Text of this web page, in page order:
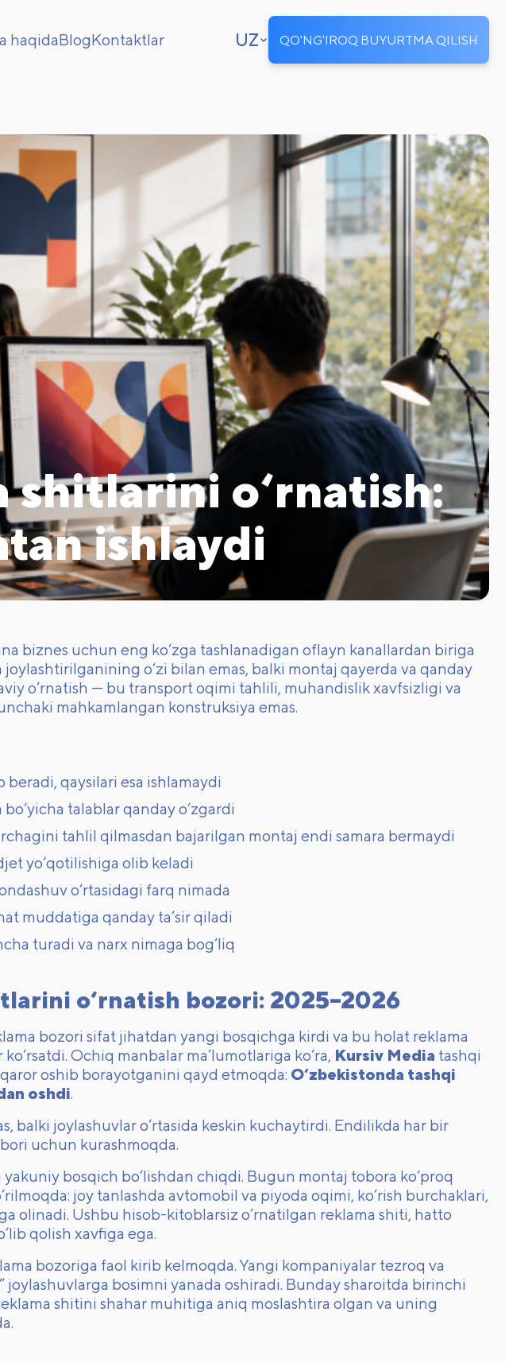
haqidaBlogKontaktlar UZ QO'NG'IROQ BUYURTMA QILISH
shitlarini o‘rnatish:
ishlaydi
biznes uchun eng ko‘zga tashlanadigan oflayn kanallardan biriga
o‘zi bilan emas, balki montaj qayerda va qanday
o‘rnatish — bu transport oqimi tahlili, muhandislik xavfsizligi va
mahkamlangan konstruksiya emas.
qaysilari esa ishlamaydi
talablar qanday o‘zgardi
tahlil qilmasdan bajarilgan montaj endi samara bermaydi
yo‘qotilishiga olib keladi
o‘rtasidagi farq nimada
muddatiga qanday ta’sir qiladi
turadi va narx nimaga bog‘liq
o‘rnatish bozori: 2025–2026
bozori sifat jihatdan yangi bosqichga kirdi va bu holat reklama
Ochiq manbalar ma’lumotlariga ko‘ra, Kursiv Media tashqi
oshib borayotganini qayd etmoqda: O‘zbekistonda tashqi
oshdi.
balki joylashuvlar o‘rtasida keskin kuchaytirdi. Endilikda har bir
uchun kurashmoqda.
bosqich bo‘lishdan chiqdi. Bugun montaj tobora ko‘proq
joy tanlashda avtomobil va piyoda oqimi, ko‘rish burchaklari,
olinadi. Ushbu hisob-kitoblarsiz o‘rnatilgan reklama shiti, hatto
qolish xavfiga ega.
bozoriga faol kirib kelmoqda. Yangi kompaniyalar tezroq va
joylashuvlarga bosimni yanada oshiradi. Bunday sharoitda birinchi
shitini shahar muhitiga aniq moslashtira olgan va uning